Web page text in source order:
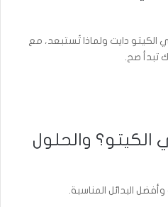
دايت ولماذا تُستبعد، مع
تبدأ صح.
والحلول
البدائل المناسبة.